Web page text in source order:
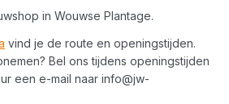
in Wouwse Plantage.
vind je de route en openingstijden.
Bel ons tijdens openingstijden
een e-mail naar info@jw-